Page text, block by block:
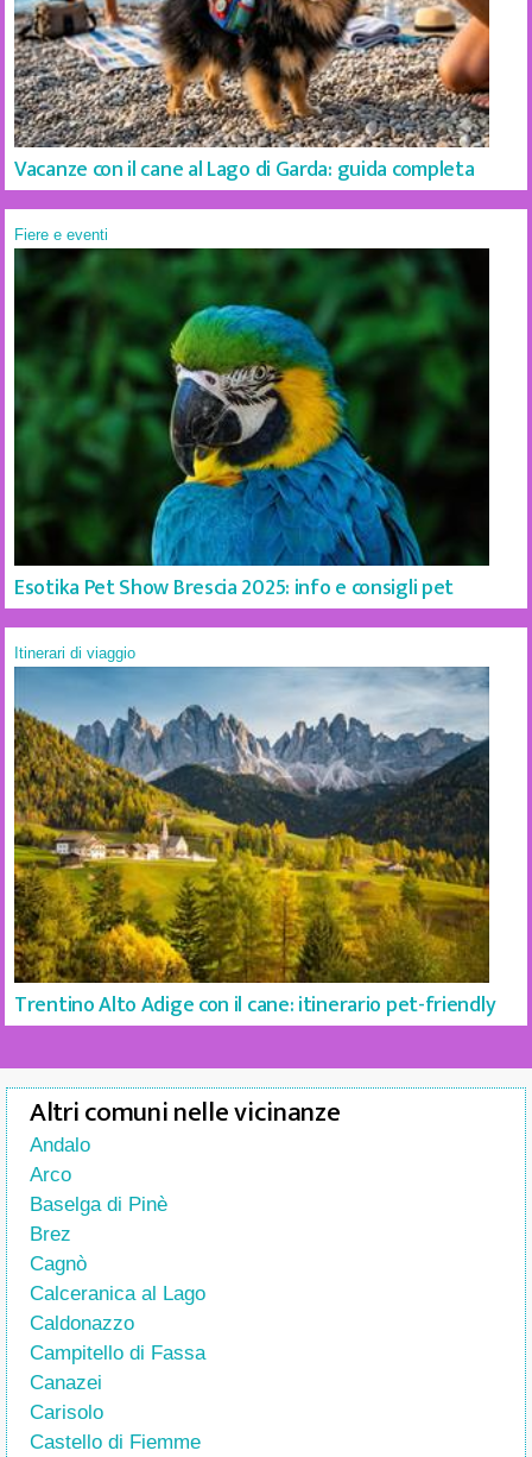
Vacanze con il cane al Lago di Garda: guida completa
Fiere e eventi
Esotika Pet Show Brescia 2025: info e consigli pet
Itinerari di viaggio
Trentino Alto Adige con il cane: itinerario pet-friendly
Altri comuni nelle vicinanze
Andalo
Arco
Baselga di Pinè
Brez
Cagnò
Calceranica al Lago
Caldonazzo
Campitello di Fassa
Canazei
Carisolo
Castello di Fiemme